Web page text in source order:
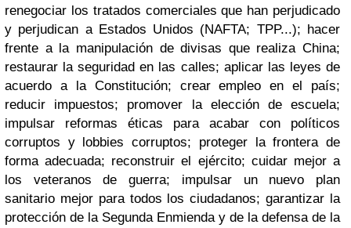
renegociar los tratados comerciales que han perjudicado
y perjudican a Estados Unidos (NAFTA; TPP...); hacer
frente a la manipulación de divisas que realiza China;
restaurar la seguridad en las calles; aplicar las leyes de
acuerdo a la Constitución; crear empleo en el país;
reducir impuestos; promover la elección de escuela;
impulsar reformas éticas para acabar con políticos
corruptos y lobbies corruptos; proteger la frontera de
forma adecuada; reconstruir el ejército; cuidar mejor a
los veteranos de guerra; impulsar un nuevo plan
sanitario mejor para todos los ciudadanos; garantizar la
protección de la Segunda Enmienda y de la defensa de la